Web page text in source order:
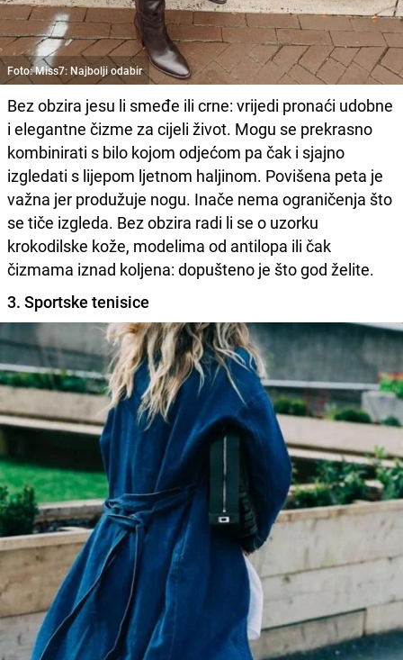
Foto: Miss7: Najbolji odabir
Bez obzira jesu li smeđe ili crne: vrijedi pronaći udobne
i elegantne čizme za cijeli život. Mogu se prekrasno
kombinirati s bilo kojom odjećom pa čak i sjajno
izgledati s lijepom ljetnom haljinom. Povišena peta je
važna jer produžuje nogu. Inače nema ograničenja što
se tiče izgleda. Bez obzira radi li se o uzorku
krokodilske kože, modelima od antilopa ili čak
čizmama iznad koljena: dopušteno je što god želite.
3. Sportske tenisice